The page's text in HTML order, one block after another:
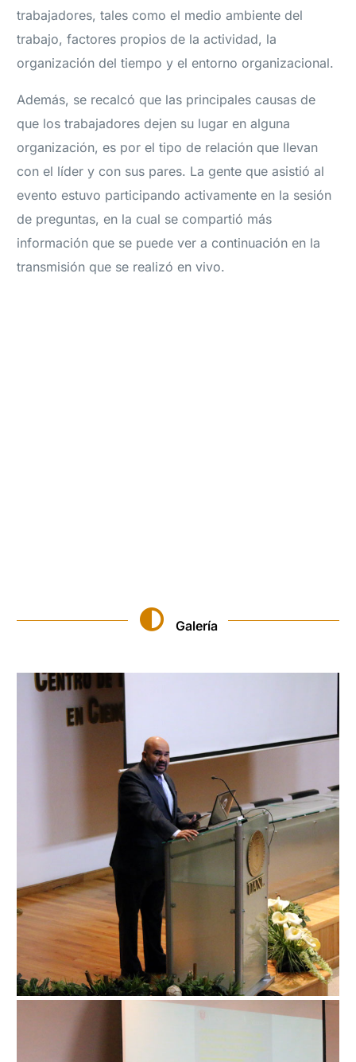
trabajadores, tales como el medio ambiente del
trabajo, factores propios de la actividad, la
organización del tiempo y el entorno organizacional.
Además, se recalcó que las principales causas de
que los trabajadores dejen su lugar en alguna
organización, es por el tipo de relación que llevan
con el líder y con sus pares. La gente que asistió al
evento estuvo participando activamente en la sesión
de preguntas, en la cual se compartió más
información que se puede ver a continuación en la
transmisión que se realizó en vivo.
Galería